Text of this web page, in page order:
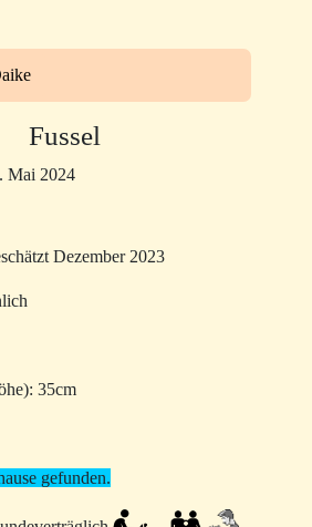
Fussel
Mai 2024
Dezember 2023
35cm
gefunden.